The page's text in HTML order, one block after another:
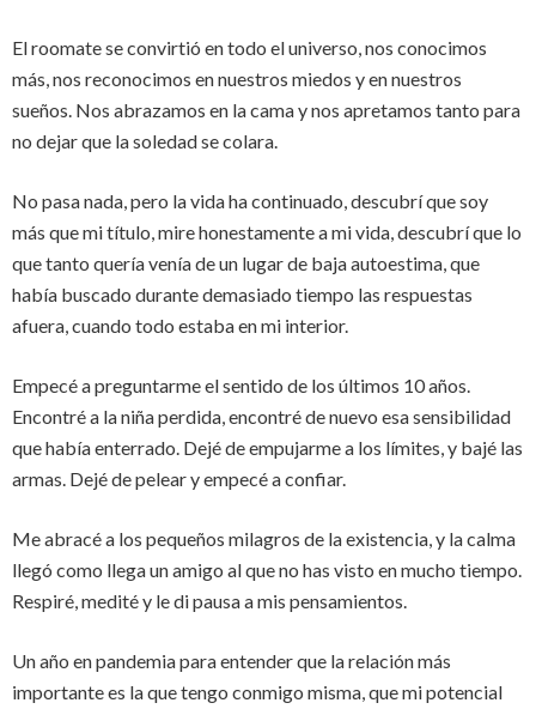
El roomate se convirtió en todo el universo, nos conocimos
más, nos reconocimos en nuestros miedos y en nuestros
sueños. Nos abrazamos en la cama y nos apretamos tanto para
no dejar que la soledad se colara.
No pasa nada, pero la vida ha continuado, descubrí que soy
más que mi título, mire honestamente a mi vida, descubrí que lo
que tanto quería venía de un lugar de baja autoestima, que
había buscado durante demasiado tiempo las respuestas
afuera, cuando todo estaba en mi interior.
Empecé a preguntarme el sentido de los últimos 10 años.
Encontré a la niña perdida, encontré de nuevo esa sensibilidad
que había enterrado. Dejé de empujarme a los límites, y bajé las
armas. Dejé de pelear y empecé a confiar.
Me abracé a los pequeños milagros de la existencia, y la calma
llegó como llega un amigo al que no has visto en mucho tiempo.
Respiré, medité y le di pausa a mis pensamientos.
Un año en pandemia para entender que la relación más
importante es la que tengo conmigo misma, que mi potencial